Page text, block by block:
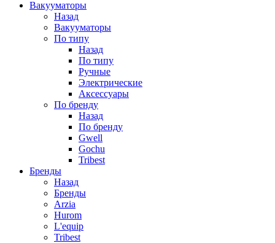
Вакууматоры
Назад
Вакууматоры
По типу
Назад
По типу
Ручные
Электрические
Аксессуары
По бренду
Назад
По бренду
Gwell
Gochu
Tribest
Бренды
Назад
Бренды
Arzia
Hurom
L'equip
Tribest